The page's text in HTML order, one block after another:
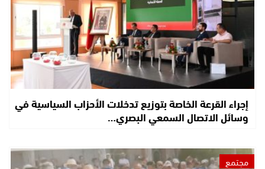
إجراء القرعة الخاصة بتوزيع تدخلات الأحزاب السياسية في
وسائل الاتصال السمعي البصري…
مجتمع